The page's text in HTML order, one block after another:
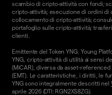
scambio di cripto-attività con fondi;
cripto-attività; esecuzione di ordini
collocamento di cripto-attività;
portafoglio sulle cripto-attività;
clienti.
Emittente del Token YNG. Young
YNG, cripto-attività di utilità ai sensi
(MiCAR), diversa da asset-
(EMT). Le caratteristiche, i diritti, le
YNG sono integralmente descritti nel
aprile 2026 (DTI: RGN2XS8ZG).